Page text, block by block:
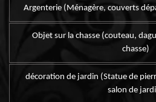
Argenterie (Ménagère, couverts
Objet sur la chasse (couteau,
chasse)
décoration de jardin (Statue de
salon de